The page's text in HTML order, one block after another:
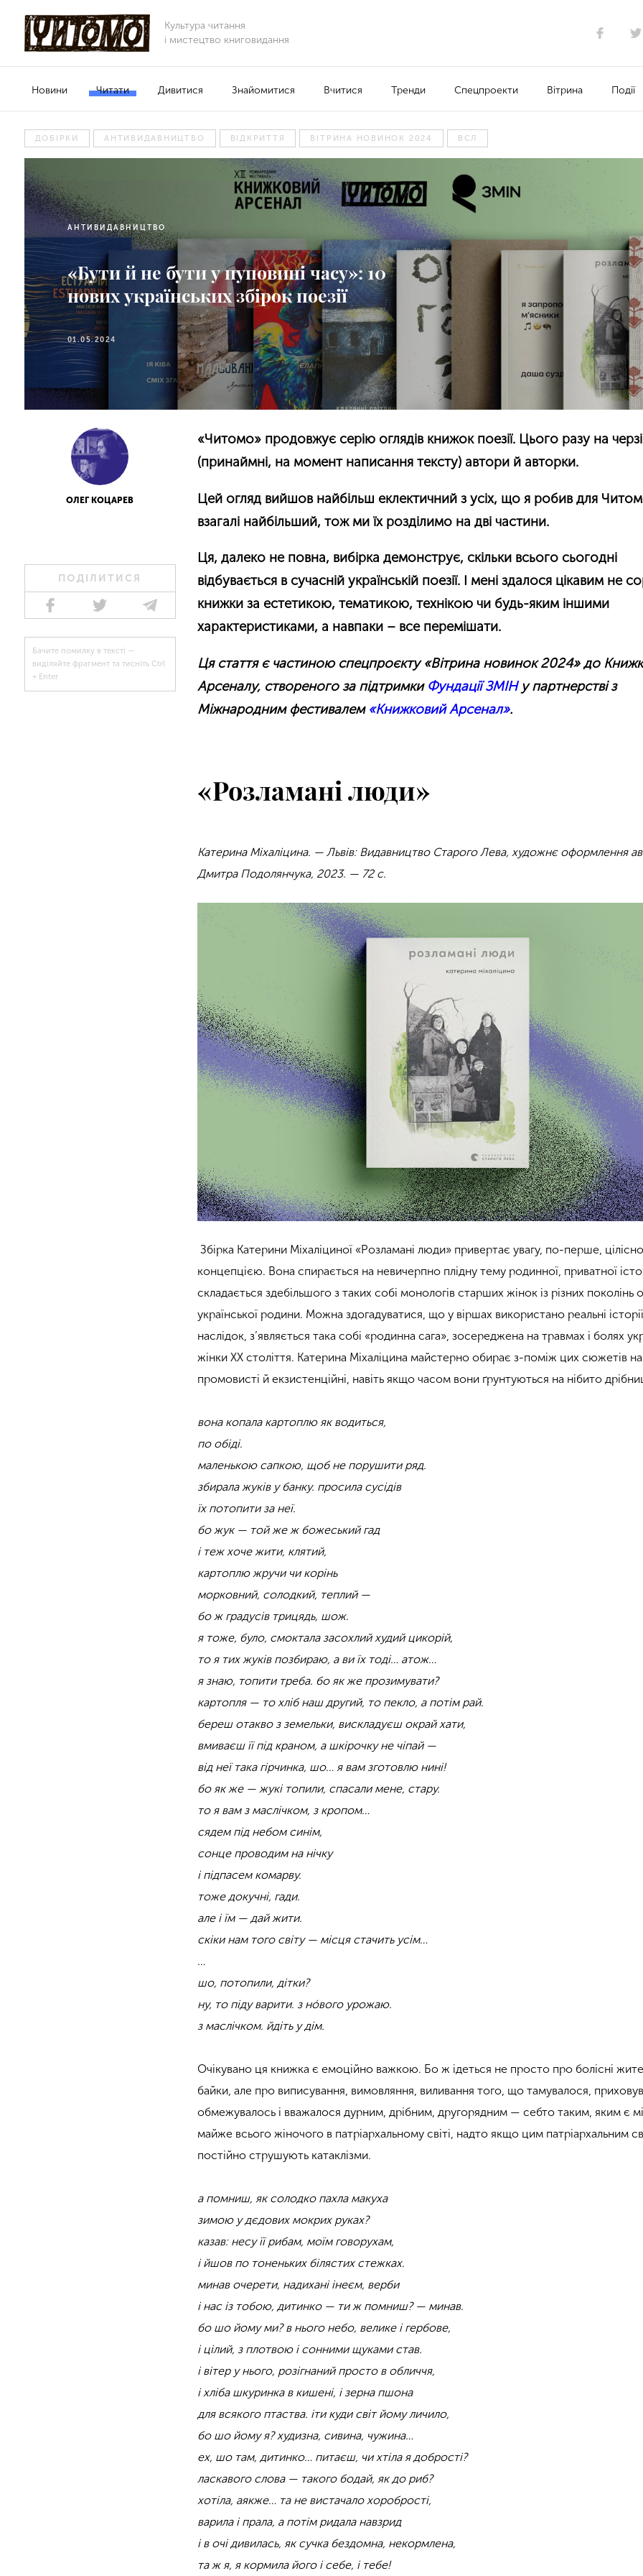
Культура читання
і мистецтво книговидання
Новини Читати Дивитися Знайомитися Вчитися Тренди Спецпроекти Вітрина Події
ДОБІРКИ АНТИВИДАВНИЦТВО ВІДКРИТТЯ ВІТРИНА НОВИНОК 2024 ВСЛ
АНТИВИДАВНИЦТВО
«Бути й не бути у пуповині часу»: 10
нових українських збірок поезії
01.05.2024
ОЛЕГ КОЦАРЕВ
ПОДІЛИТИСЯ
Бачите помилку в тексті —
виділяйте фрагмент та тисніть Ctrl
+ Enter
«Читомо» продовжує серію оглядів книжок поезії. Цього разу на черзі
(принаймні, на момент написання тексту) автори й авторки.
Цей огляд вийшов найбільш еклектичний з усіх, що я робив для
взагалі найбільший, тож ми їх розділимо на дві частини.
Ця, далеко не повна, вибірка демонструє, скільки всього сьогодні
відбувається в сучасній українській поезії. І мені здалося цікавим не
книжки за естетикою, тематикою, технікою чи будь-яким іншими
характеристиками, а навпаки – все перемішати.
Ця стаття є частиною спецпроєкту «Вітрина новинок 2024» до
Арсеналу, створеного за підтримки Фундації ЗМІНу партнерстві з
Міжнародним фестивалем «Книжковий Арсенал».
«Розламані люди»
Катерина Міхаліцина. — Львів: Видавництво Старого Лева, художнє оформлення
Дмитра Подолянчука, 2023. — 72 с.
Збірка Катерини Міхаліциної «Розламані люди» привертає увагу, по-перше,
концепцією. Вона спирається на невичерпно плідну тему родинної, приватної
складається здебільшого з таких собі монологів старших жінок із різних поколінь
української родини. Можна здогадуватися, що у віршах використано реальні
наслідок, з’являється така собі «родинна сага», зосереджена на травмах і болях
жінки XX століття. Катерина Міхаліцина майстерно обирає з-поміж цих сюжетів
промовисті й екзистенційні, навіть якщо часом вони ґрунтуються на нібито
вона копала картоплю як водиться,
по обіді.
маленькою сапкою, щоб не порушити ряд.
збирала жуків у банку. просила сусідів
їх потопити за неї.
бо жук — той же ж божеський гад
і теж хоче жити, клятий,
картоплю жручи чи корінь
морковний, солодкий, теплий —
бо ж градусів трицядь, шож.
я тоже, було, смоктала засохлий худий цикорій,
то я тих жуків позбираю, а ви їх тоді… атож…
я знаю, топити треба. бо як же прозимувати?
картопля — то хліб наш другий, то пекло, а потім рай.
береш отакво з земельки, вискладуєш окрай хати,
вмиваєш її під краном, а шкірочку не чіпай —
від неї така гірчинка, шо… я вам зготовлю нині!
бо як же — жукі топили, спасали мене, стару.
то я вам з маслічком, з кропом…
сядем під небом синім,
сонце проводим на нічку
і підпасем комарву.
тоже докучні, гади.
але і їм — дай жити.
скіки нам того світу — місця стачить усім…
…
шо, потопили, дітки?
ну, то піду варити. з нóвого урожаю.
з маслічком. йдіть у дім.
Очікувано ця книжка є емоційно важкою. Бо ж ідеться не просто про болісні
байки, але про виписування, вимовляння, виливання того, що тамувалося,
обмежувалось і вважалося дурним, дрібним, другорядним — себто таким, яким є
майже всього жіночого в патріархальному світі, надто якщо цим патріархальним
постійно струшують катаклізми.
а помниш, як солодко пахла макуха
зимою у дєдових мокрих руках?
казав: несу її рибам, моїм говорухам,
і йшов по тоненьких білястих стежках.
минав очерети, надихані інеєм, верби
і нас із тобою, дитинко — ти ж помниш? — минав.
бо шо йому ми? в нього небо, велике і гербове,
і цілий, з плотвою і сонними щуками став.
і вітер у нього, розігнаний просто в обличчя,
і хліба шкуринка в кишені, і зерна пшона
для всякого птаства. іти куди світ йому личило,
бо шо йому я? худизна, сивина, чужина…
ех, шо там, дитинко… питаєш, чи хтіла я добрості?
ласкавого слова — такого бодай, як до риб?
хотіла, аякже… та не вистачало хоробрості,
варила і прала, а потім ридала навзрид
і в очі дивилась, як сучка бездомна, некормлена,
та ж я, я кормила його і себе, і тебе!